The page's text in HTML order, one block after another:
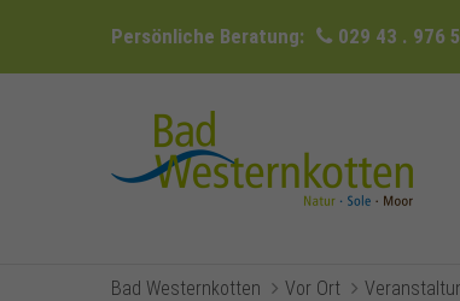
Persönliche Beratung: 029 43 . 976
Bad Westernkotten Vor Ort